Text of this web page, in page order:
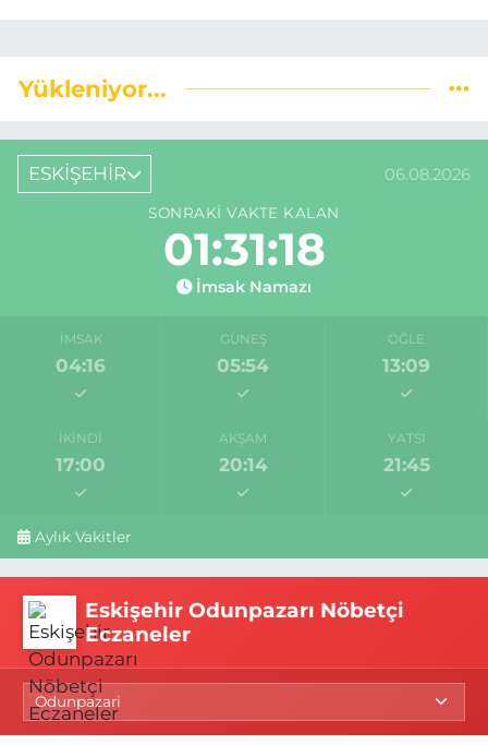
Yükleniyor...
ESKİŞEHİR 06.08.2026
SONRAKI VAKTE KALAN
01:31:18
İmsak Namazı
İMSAK
04:16
GÜNEŞ
05:54
ÖĞLE
13:09
İKINDI
17:00
AKŞAM
20:14
YATSI
21:45
Aylık Vakitler
Eskişehir Odunpazarı Nöbetçi
Eczaneler